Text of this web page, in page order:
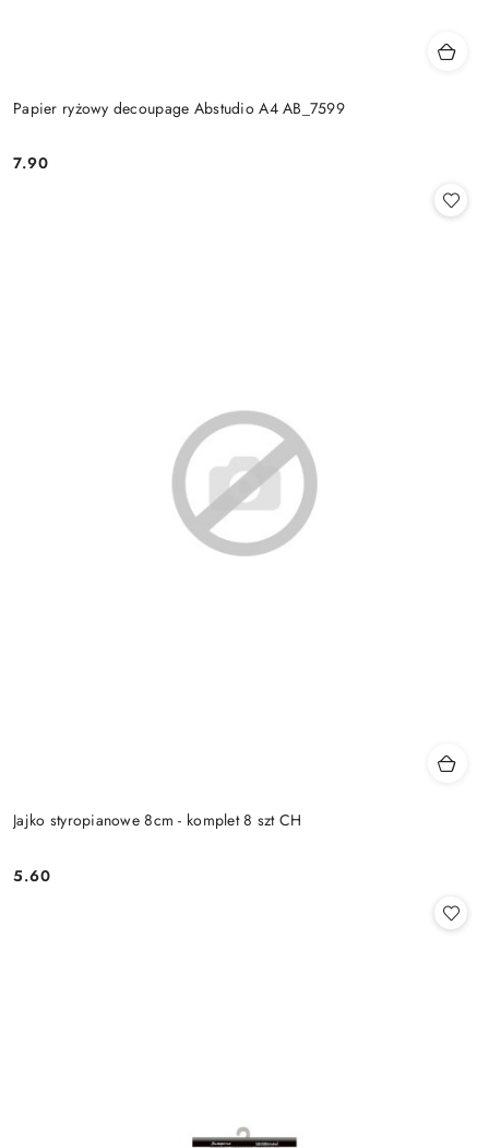
Papier ryżowy decoupage Abstudio A4 AB_7599
Cena:
7.90
Jajko styropianowe 8cm - komplet 8 szt CH
Cena:
5.60